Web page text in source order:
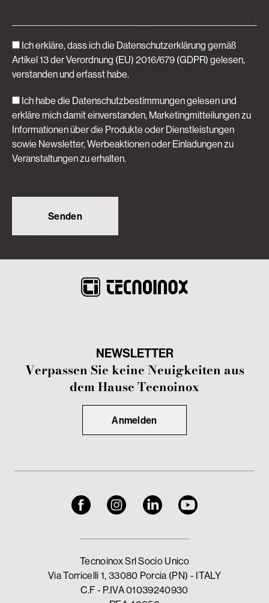
Ich erkläre, dass ich die Datenschutzerklärung gemäß
Artikel 13 der Verordnung (EU) 2016/679 (GDPR) gelesen,
verstanden und erfasst habe.
Ich habe die Datenschutzbestimmungen gelesen und
erkläre mich damit einverstanden, Marketingmitteilungen zu
Informationen über die Produkte oder Dienstleistungen
sowie Newsletter, Werbeaktionen oder Einladungen zu
Veranstaltungen zu erhalten.
NEWSLETTER
Verpassen Sie keine Neuigkeiten aus
dem Hause Tecnoinox
Anmelden
Tecnoinox Srl Socio Unico
Via Torricelli 1, 33080 Porcia (PN) - ITALY
C.F - P.IVA 01039240930